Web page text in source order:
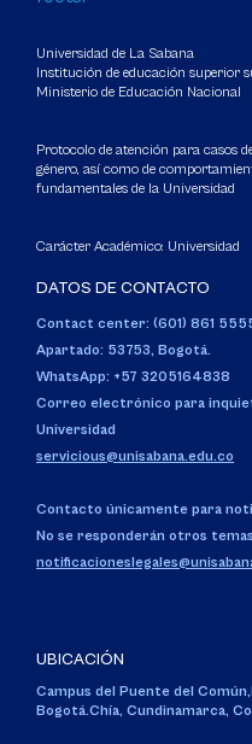
Universidad de La Sabana
Institución de educación superior
Ministerio de Educación Nacional
Protocolo de atención para casos
género, así como de
fundamentales de la Universidad
Carácter Académico: Universidad
DATOS DE CONTACTO
Contact center: (601) 861
Apartado: 53753, Bogotá.
WhatsApp: +57 3205164838
Correo electrónico para
Universidad
servicious@unisabana.edu.co
Contacto únicamente para
No se responderán otros
UBICACIÓN
Campus del Puente del Común,
Bogotá.Chía, Cundinamarca,